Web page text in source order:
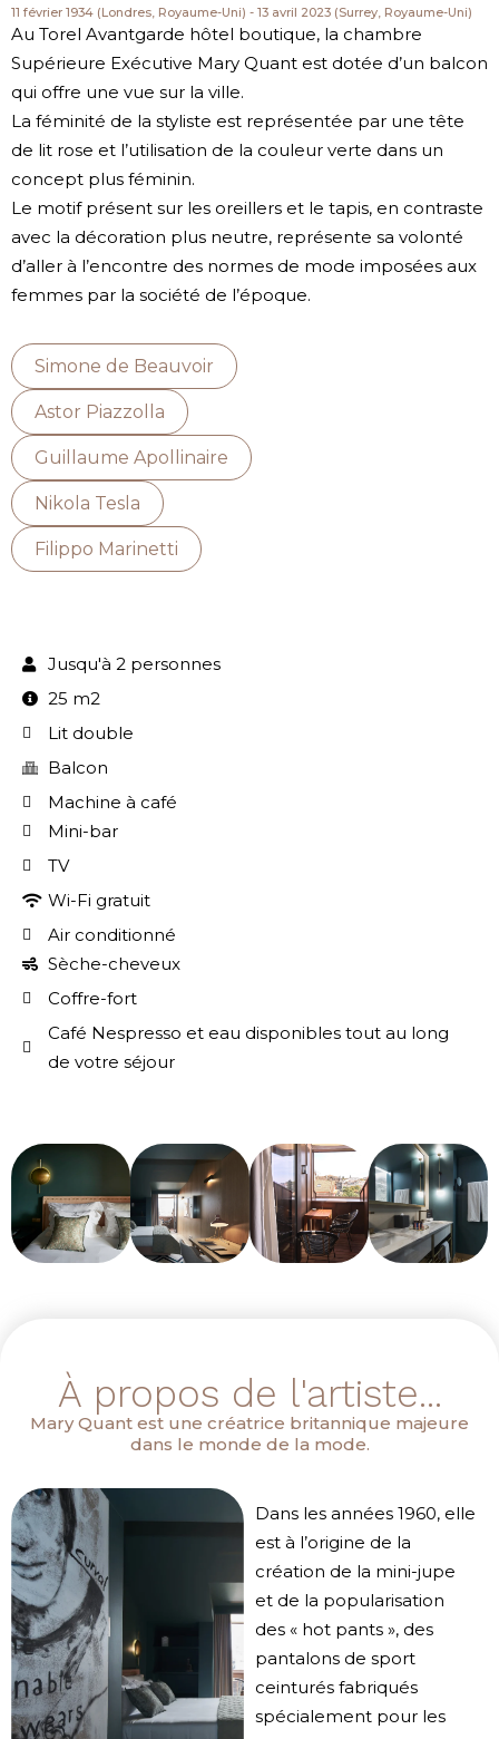
11 février 1934 (Londres, Royaume-Uni) - 13 avril 2023 (Surrey, Royaume-Uni)
Au Torel Avantgarde hôtel boutique, la chambre
Supérieure Exécutive Mary Quant est dotée d’un balcon
qui offre une vue sur la ville.
La féminité de la styliste est représentée par une tête
de lit rose et l’utilisation de la couleur verte dans un
concept plus féminin.
Le motif présent sur les oreillers et le tapis, en contraste
avec la décoration plus neutre, représente sa volonté
d’aller à l’encontre des normes de mode imposées aux
femmes par la société de l’époque.
Simone de Beauvoir
Astor Piazzolla
Guillaume Apollinaire
Nikola Tesla
Filippo Marinetti
Jusqu'à 2 personnes
25 m2
Lit double
Balcon
Machine à café
Mini-bar
TV
Wi-Fi gratuit
Air conditionné
Sèche-cheveux
Coffre-fort
Café Nespresso et eau disponibles tout au long
de votre séjour
À propos de l'artiste...
Mary Quant est une créatrice britannique majeure
dans le monde de la mode.
Dans les années 1960, elle
est à l’origine de la
création de la mini-jupe
et de la popularisation
des « hot pants », des
pantalons de sport
ceinturés fabriqués
spécialement pour les